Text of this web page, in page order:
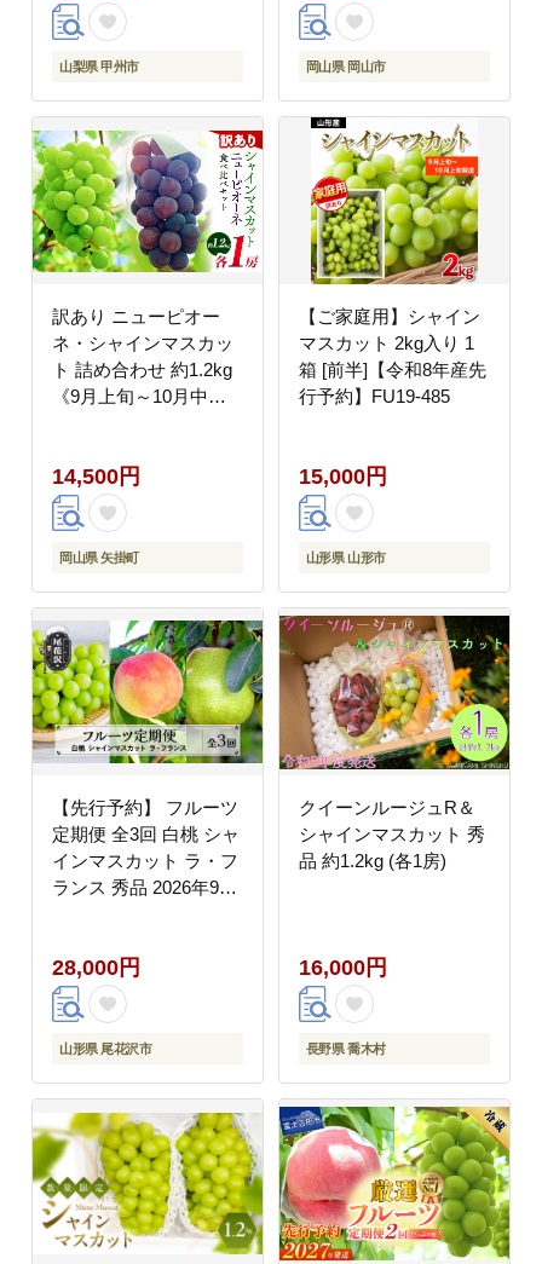
山梨県 甲州市 岡山県 岡山市
訳あり ニューピオー
ネ・シャインマスカッ
ト 詰め合わせ 約1.2kg
《9月上旬～10月中旬
osy_cwsmnp_ae9_26_13500_s-
-
14,500円
岡山県 矢掛町
【ご家庭用】シャイン
マスカット 2kg入り 1
箱 [前半]【令和8年産先
行予約】FU19-485
15,000円
山形県 山形市
【先行予約】 フルーツ
定期便 全3回 白桃 シャ
インマスカット ラ・フ
ランス 秀品 2026年9月
産 ※沖縄・離島への配
送不可 sb-fthsl3-b
28,000円
山形県 尾花沢市
クイーンルージュR＆
シャインマスカット 秀
品 約1.2kg (各1房)
16,000円
長野県 喬木村